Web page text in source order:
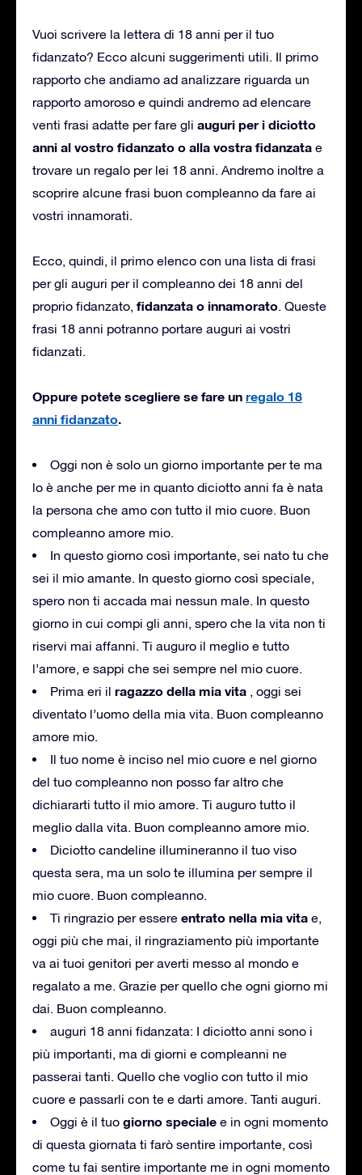
Vuoi scrivere la lettera di 18 anni per il tuo
fidanzato? Ecco alcuni suggerimenti utili. Il primo
rapporto che andiamo ad analizzare riguarda un
rapporto amoroso e quindi andremo ad elencare
venti frasi adatte per fare gli auguri per i diciotto
anni al vostro fidanzato o alla vostra fidanzata e
trovare un regalo per lei 18 anni. Andremo inoltre a
scoprire alcune frasi buon compleanno da fare ai
vostri innamorati.
Ecco, quindi, il primo elenco con una lista di frasi
per gli auguri per il compleanno dei 18 anni del
proprio fidanzato, fidanzata o innamorato. Queste
frasi 18 anni potranno portare auguri ai vostri
fidanzati.
Oppure potete scegliere se fare un regalo 18
anni fidanzato.
Oggi non è solo un giorno importante per te ma
lo è anche per me in quanto diciotto anni fa è nata
la persona che amo con tutto il mio cuore. Buon
compleanno amore mio.
In questo giorno così importante, sei nato tu che
sei il mio amante. In questo giorno così speciale,
spero non ti accada mai nessun male. In questo
giorno in cui compi gli anni, spero che la vita non ti
riservi mai affanni. Ti auguro il meglio e tutto
l’amore, e sappi che sei sempre nel mio cuore.
Prima eri il ragazzo della mia vita , oggi sei
diventato l’uomo della mia vita. Buon compleanno
amore mio.
Il tuo nome è inciso nel mio cuore e nel giorno
del tuo compleanno non posso far altro che
dichiararti tutto il mio amore. Ti auguro tutto il
meglio dalla vita. Buon compleanno amore mio.
Diciotto candeline illumineranno il tuo viso
questa sera, ma un solo te illumina per sempre il
mio cuore. Buon compleanno.
Ti ringrazio per essere entrato nella mia vita e,
oggi più che mai, il ringraziamento più importante
va ai tuoi genitori per averti messo al mondo e
regalato a me. Grazie per quello che ogni giorno mi
dai. Buon compleanno.
auguri 18 anni fidanzata: I diciotto anni sono i
più importanti, ma di giorni e compleanni ne
passerai tanti. Quello che voglio con tutto il mio
cuore e passarli con te e darti amore. Tanti auguri.
Oggi è il tuo giorno speciale e in ogni momento
di questa giornata ti farò sentire importante, così
come tu fai sentire importante me in ogni momento